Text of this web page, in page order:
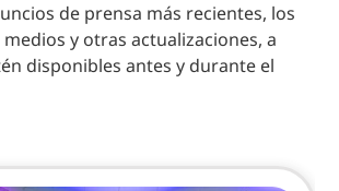
de prensa más recientes, los
y otras actualizaciones, a
disponibles antes y durante el